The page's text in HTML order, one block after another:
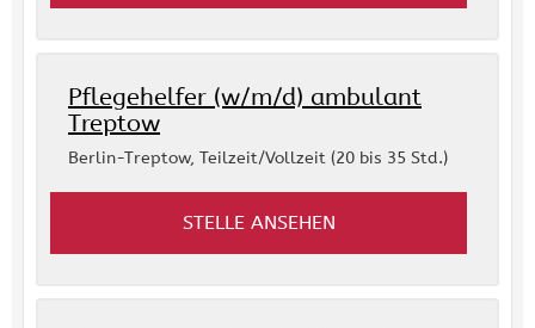
Pflegehelfer (w/m/d) ambulant
Treptow
Berlin-Treptow, Teilzeit/Vollzeit (20 bis 35 Std.)
STELLE ANSEHEN